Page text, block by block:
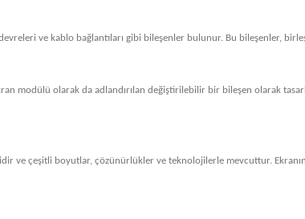
ve kablo bağlantıları gibi bileşenler bulunur. Bu bileşenler,
modülü olarak da adlandırılan değiştirilebilir bir bileşen olarak
ve çeşitli boyutlar, çözünürlükler ve teknolojilerle mevcuttur.